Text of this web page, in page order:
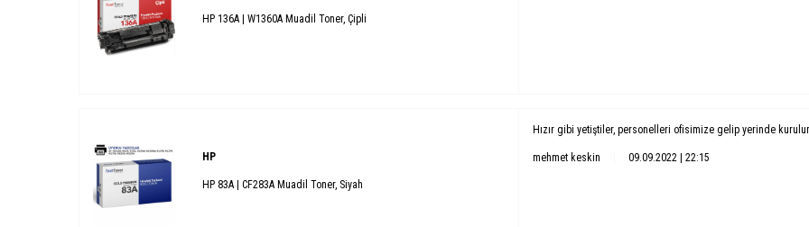
HP 136A | W1360A Muadil Toner, Çipli
HP
HP 83A | CF283A Muadil Toner, Siyah
Hızır gibi yetiştiler, personelleri ofisimize gelip yerinde
mehmet keskin 09.09.2022 | 22:15